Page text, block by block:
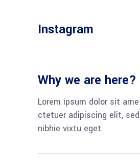
Instagram
Why we are here?
Lorem ipsum dolor sit
ctetuer adipiscing elit,
nibhie vixtu eget.